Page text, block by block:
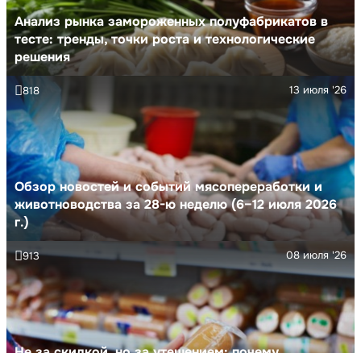
Анализ рынка замороженных полуфабрикатов в
тесте: тренды, точки роста и технологические
решения
Обзор новостей и событий мясопереработки и
животноводства за 28-ю неделю (6–12 июля 2026
г.)
13 июля '26
818
08 июля '26
913